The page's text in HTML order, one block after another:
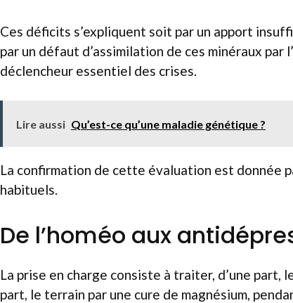
Ces déficits s’expliquent soit par un apport
par un défaut d’assimilation de ces minéraux
déclencheur essentiel des crises.
Lire aussi Qu’est-ce qu’une maladie génétique ?
La confirmation de cette évaluation est donnée
habituels.
De l’homéo aux
La prise en charge consiste à traiter, d’une part,
part, le terrain par une cure de magnésium,